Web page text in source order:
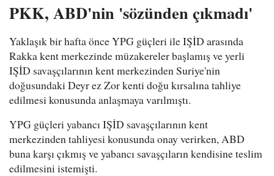
PKK, ABD'nin 'sözünden çıkmadı'
Yaklaşık bir hafta önce YPG güçleri ile IŞİD arasında
Rakka kent merkezinde müzakereler başlamış ve yerli
IŞİD savaşçılarının kent merkezinden Suriye'nin
doğusundaki Deyr ez Zor kenti doğu kırsalına tahliye
edilmesi konusunda anlaşmaya varılmıştı.
YPG güçleri yabancı IŞİD savaşçılarının kent
merkezinden tahliyesi konusunda onay verirken, ABD
buna karşı çıkmış ve yabancı savaşçıların kendisine teslim
edilmesini istemişti.